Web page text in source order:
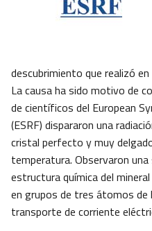
descubrimiento que realizó
La causa ha sido motivo de
de científicos del European
(ESRF) dispararon una
cristal perfecto y muy
temperatura. Observaron
estructura química del
en grupos de tres átomos de
transporte de corriente